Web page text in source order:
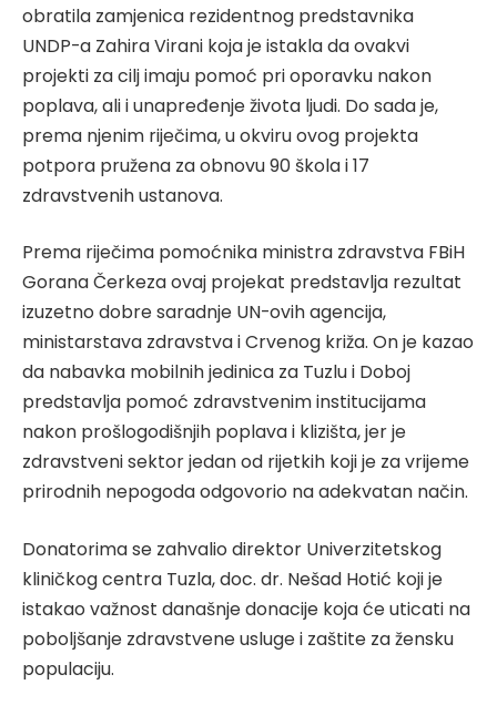
obratila zamjenica rezidentnog predstavnika
UNDP-a Zahira Virani koja je istakla da ovakvi
projekti za cilj imaju pomoć pri oporavku nakon
poplava, ali i unapređenje života ljudi. Do sada je,
prema njenim riječima, u okviru ovog projekta
potpora pružena za obnovu 90 škola i 17
zdravstvenih ustanova.
Prema riječima pomoćnika ministra zdravstva FBiH
Gorana Čerkeza ovaj projekat predstavlja rezultat
izuzetno dobre saradnje UN-ovih agencija,
ministarstava zdravstva i Crvenog križa. On je kazao
da nabavka mobilnih jedinica za Tuzlu i Doboj
predstavlja pomoć zdravstvenim institucijama
nakon prošlogodišnjih poplava i klizišta, jer je
zdravstveni sektor jedan od rijetkih koji je za vrijeme
prirodnih nepogoda odgovorio na adekvatan način.
Donatorima se zahvalio direktor Univerzitetskog
kliničkog centra Tuzla, doc. dr. Nešad Hotić koji je
istakao važnost današnje donacije koja će uticati na
poboljšanje zdravstvene usluge i zaštite za žensku
populaciju.